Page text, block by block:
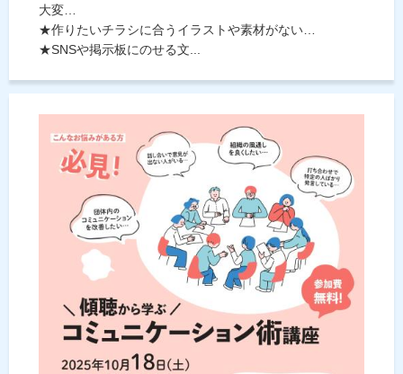
大変…
★作りたいチラシに合うイラストや素材がない…
★SNSや掲示板にのせる文...